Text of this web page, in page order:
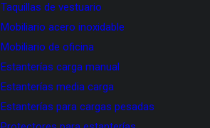
Taquillas de vestuario
Mobiliario acero inoxidable
Mobiliario de oficina
Estanterías carga manual
Estanterías media carga
Estanterías para cargas pesadas